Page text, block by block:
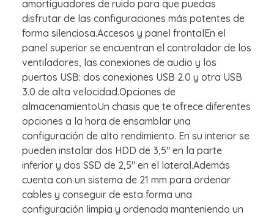
amortiguadores de ruido para que puedas
disfrutar de las configuraciones más potentes de
forma silenciosa.Accesos y panel frontalEn el
panel superior se encuentran el controlador de los
ventiladores, las conexiones de audio y los
puertos USB: dos conexiones USB 2.0 y otra USB
3.0 de alta velocidad.Opciones de
almacenamientoUn chasis que te ofrece diferentes
opciones a la hora de ensamblar una
configuración de alto rendimiento. En su interior se
pueden instalar dos HDD de 3,5" en la parte
inferior y dos SSD de 2,5" en el lateral.Además
cuenta con un sistema de 21 mm para ordenar
cables y conseguir de esta forma una
configuración limpia y ordenada manteniendo un